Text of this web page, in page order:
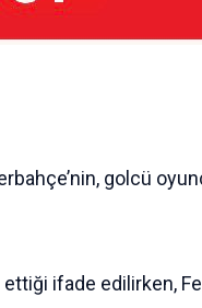
golcü
ifade edilirken,